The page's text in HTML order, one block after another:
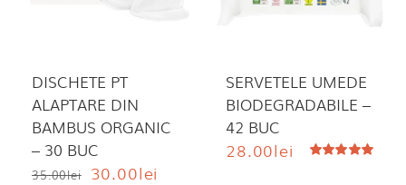
DISCHETE PT
ALAPTARE DIN
BAMBUS ORGANIC
– 30 BUC
35.00lei Prețul
30.00lei
SERVETELE UMEDE
BIODEGRADABILE –
42 BUC
28.00lei